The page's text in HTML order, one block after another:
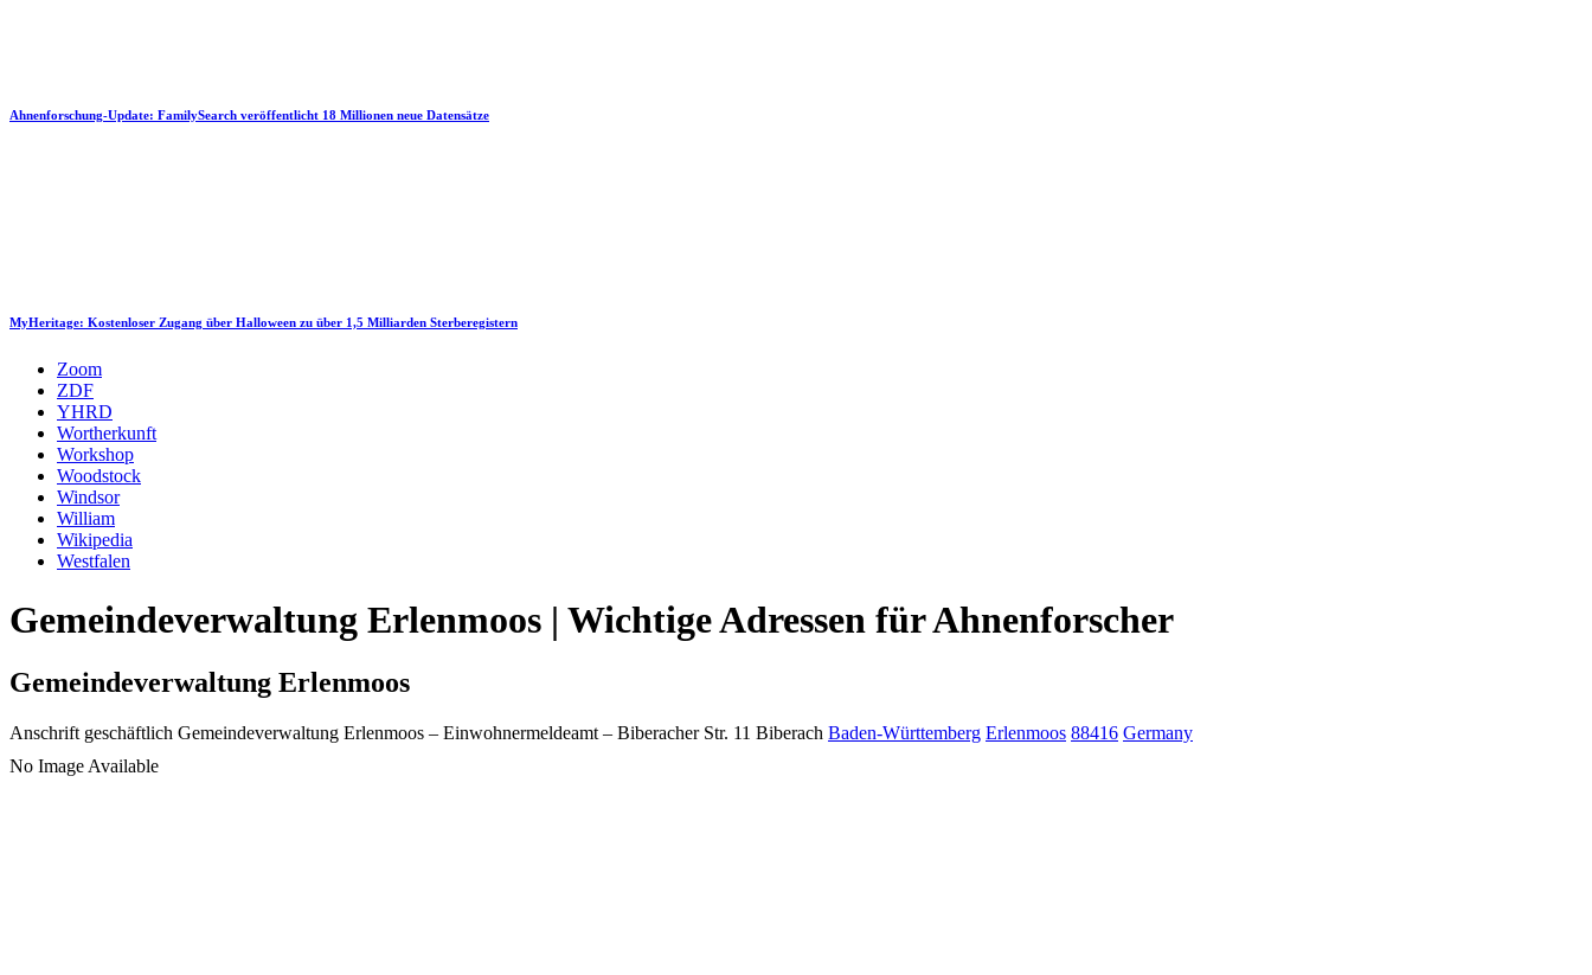
Ahnenforschung-Update: FamilySearch veröffentlicht 18 Millionen neue Datensätze
MyHeritage: Kostenloser Zugang über Halloween zu über 1,5 Milliarden Sterberegistern
Zoom
ZDF
YHRD
Wortherkunft
Workshop
Woodstock
Windsor
William
Wikipedia
Westfalen
Gemeindeverwaltung Erlenmoos | Wichtige Adressen für Ahnenforscher
Gemeindeverwaltung Erlenmoos
Anschrift geschäftlich Gemeindeverwaltung Erlenmoos – Einwohnermeldeamt – Biberacher Str. 11 Biberach Baden-Württemberg Erlenmoos 88416 Germany
No Image Available